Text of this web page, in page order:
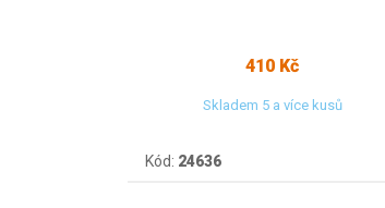
410 Kč
Skladem 5 a více kusů
Kód: 24636